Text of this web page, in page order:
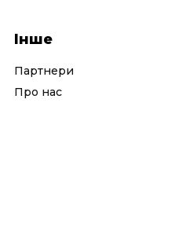
Інше
Партнери
Про нас